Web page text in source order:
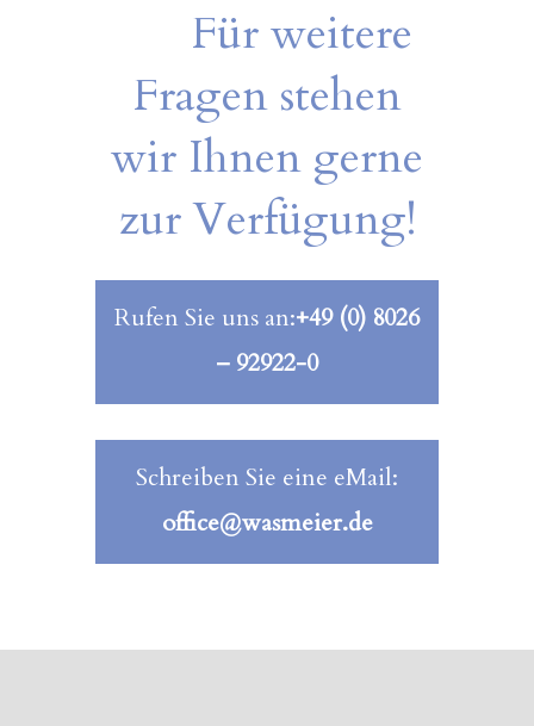
Für weitere
Fragen stehen
wir Ihnen gerne
zur Verfügung!
Rufen Sie uns an:+49 (0) 8026
– 92922-0
Schreiben Sie eine eMail:
office@wasmeier.de